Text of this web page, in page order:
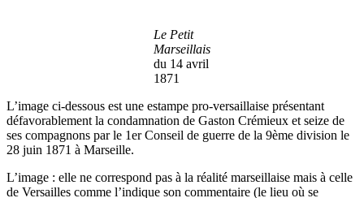
Le Petit
Marseillais
du 14 avril
1871
L’image ci-dessous est une estampe pro-versaillaise présentant
défavorablement la condamnation de Gaston Crémieux et seize de
ses compagnons par le 1er Conseil de guerre de la 9ème division le
28 juin 1871 à Marseille.
L’image : elle ne correspond pas à la réalité marseillaise mais à celle
de Versailles comme l’indique son commentaire (le lieu où se